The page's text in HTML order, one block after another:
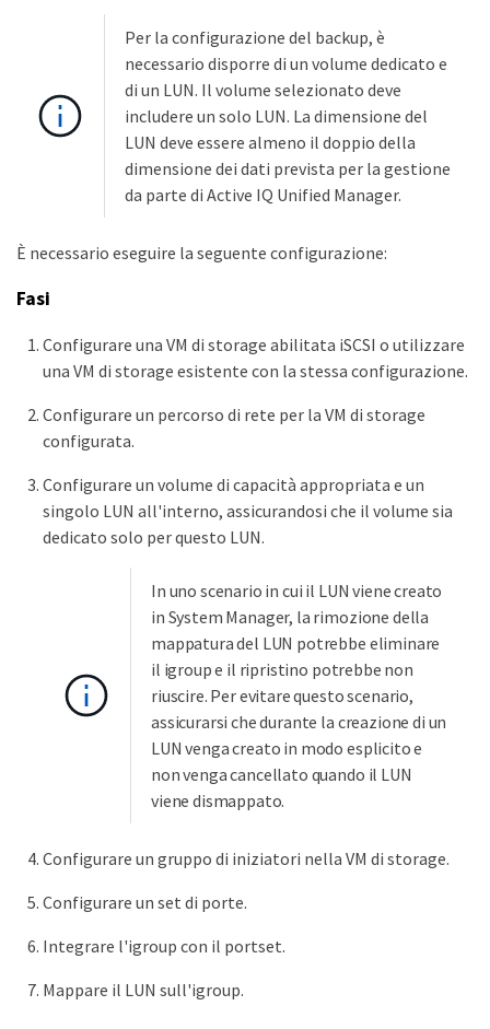
Per la configurazione del backup, è
necessario disporre di un volume dedicato e
di un LUN. Il volume selezionato deve
includere un solo LUN. La dimensione del
LUN deve essere almeno il doppio della
dimensione dei dati prevista per la gestione
da parte di Active IQ Unified Manager.
È necessario eseguire la seguente configurazione:
Fasi
Configurare una VM di storage abilitata iSCSI o utilizzare
una VM di storage esistente con la stessa configurazione.
Configurare un percorso di rete per la VM di storage
configurata.
Configurare un volume di capacità appropriata e un
singolo LUN all'interno, assicurandosi che il volume sia
dedicato solo per questo LUN.
In uno scenario in cui il LUN viene creato
in System Manager, la rimozione della
mappatura del LUN potrebbe eliminare
il igroup e il ripristino potrebbe non
riuscire. Per evitare questo scenario,
assicurarsi che durante la creazione di un
LUN venga creato in modo esplicito e
non venga cancellato quando il LUN
viene dismappato.
Configurare un gruppo di iniziatori nella VM di storage.
Configurare un set di porte.
Integrare l'igroup con il portset.
Mappare il LUN sull'igroup.